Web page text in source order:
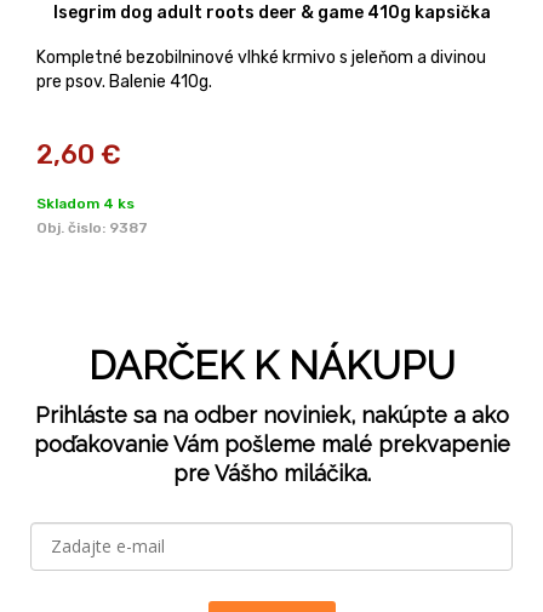
Isegrim dog adult roots deer & game 410g kapsička
Kompletné bezobilninové vlhké krmivo s jeleňom a divinou
pre psov. Balenie 410g.
2,60 €
Skladom 4 ks
Obj. čislo: 9387
DARČEK K NÁKUPU
Prihláste sa na odber noviniek, nakúpte a ako
poďakovanie Vám pošleme malé prekvapenie
pre Vášho miláčika.